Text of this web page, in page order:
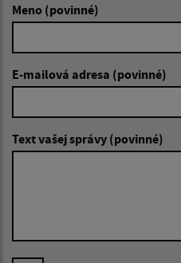
Meno (povinné)
E-mailová adresa (povinné)
Text vašej správy (povinné)